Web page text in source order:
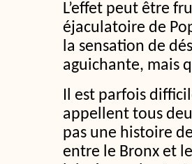
L’effet peut être
éjaculatoire de
la sensation de
aguichante, mais
Il est parfois
appellent tous
pas une histoire
entre le Bronx et